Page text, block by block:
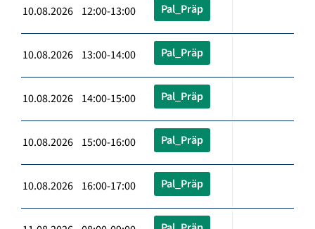
10.08.2026 12:00-13:00 Pal_Präp
10.08.2026 13:00-14:00 Pal_Präp
10.08.2026 14:00-15:00 Pal_Präp
10.08.2026 15:00-16:00 Pal_Präp
10.08.2026 16:00-17:00 Pal_Präp